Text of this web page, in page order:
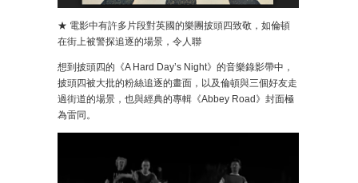
★ 電影中有許多片段對英國的樂團披頭四致敬，如倫頓
在街上被警探追逐的場景，令人聯
想到披頭四的《A Hard Day’s Night》的音樂錄影帶中，
披頭四被大批的粉絲追逐的畫面，以及倫頓與三個好友走
過街道的場景，也與經典的專輯《Abbey Road》封面極
為雷同。